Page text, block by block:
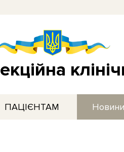
ПАЦІЄНТАМ Новини